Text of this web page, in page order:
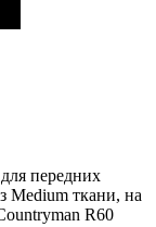
передних
Medium ткани, на
R60